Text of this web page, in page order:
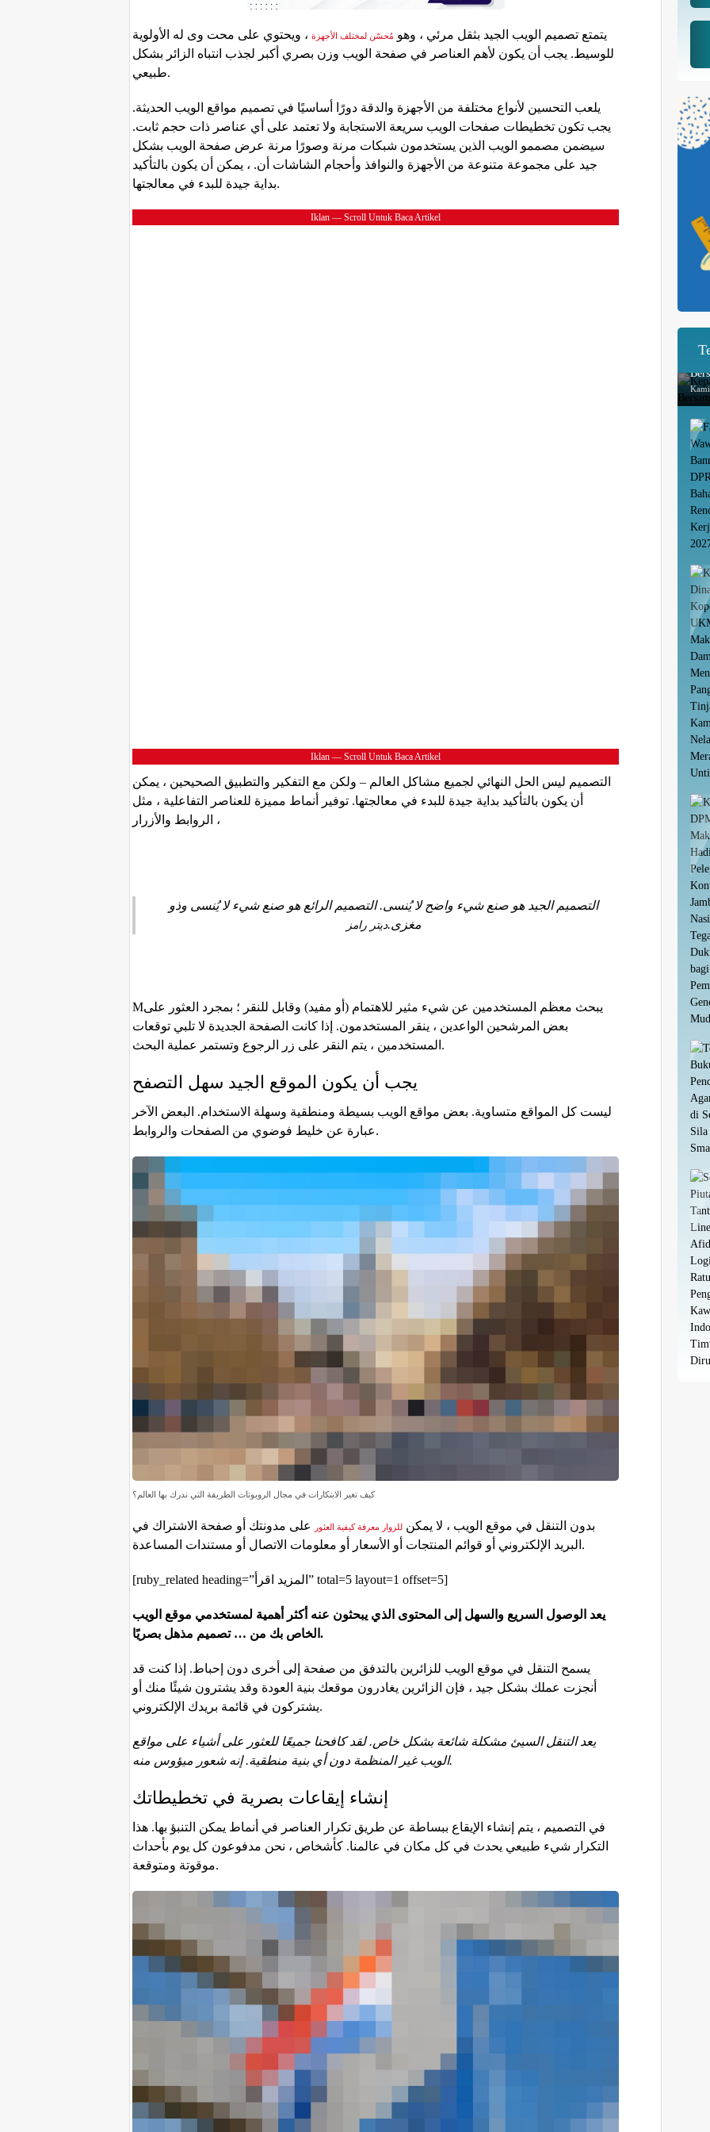
يتمتع تصميم الويب الجيد بثقل مرئي ، وهو مُحسّن لمختلف الأجهزة ، ويحتوي على محت وى له الأولوية
للوسيط. يجب أن يكون لأهم العناصر في صفحة الويب وزن بصري أكبر لجذب انتباه الزائر بشكل
طبيعي.
يلعب التحسين لأنواع مختلفة من الأجهزة والدقة دورًا أساسيًا في تصميم مواقع الويب الحديثة.
يجب تكون تخطيطات صفحات الويب سريعة الاستجابة ولا تعتمد على أي عناصر ذات حجم ثابت.
سيضمن مصممو الويب الذين يستخدمون شبكات مرنة وصورًا مرنة عرض صفحة الويب بشكل
جيد على مجموعة متنوعة من الأجهزة والنوافذ وأحجام الشاشات أن. ، يمكن أن يكون بالتأكيد
بداية جيدة للبدء في معالجتها.
Iklan — Scroll Untuk Baca Artikel
Iklan — Scroll Untuk Baca Artikel
التصميم ليس الحل النهائي لجميع مشاكل العالم – ولكن مع التفكير والتطبيق الصحيحين ، يمكن
أن يكون بالتأكيد بداية جيدة للبدء في معالجتها. توفير أنماط مميزة للعناصر التفاعلية ، مثل
الروابط والأزرار ،
التصميم الجيد هو صنع شيء واضح لا يُنسى. التصميم الرائع هو صنع شيء لا يُنسى وذو
مغزى.ديتر رامز
Mيبحث معظم المستخدمين عن شيء مثير للاهتمام (أو مفيد) وقابل للنقر ؛ بمجرد العثور على
بعض المرشحين الواعدين ، ينقر المستخدمون. إذا كانت الصفحة الجديدة لا تلبي توقعات
المستخدمين ، يتم النقر على زر الرجوع وتستمر عملية البحث.
يجب أن يكون الموقع الجيد سهل التصفح
ليست كل المواقع متساوية. بعض مواقع الويب بسيطة ومنطقية وسهلة الاستخدام. البعض الآخر
عبارة عن خليط فوضوي من الصفحات والروابط.
كيف تغير الابتكارات في مجال الروبوتات الطريقة التي ندرك بها العالم؟
بدون التنقل في موقع الويب ، لا يمكن للزوار معرفة كيفية العثور
على مدونتك أو صفحة الاشتراك في
البريد الإلكتروني أو قوائم المنتجات أو الأسعار أو معلومات الاتصال أو مستندات المساعدة.
[ruby_related heading=”المزيد اقرأ” total=5 layout=1 offset=5]
يعد الوصول السريع والسهل إلى المحتوى الذي يبحثون عنه أكثر أهمية لمستخدمي موقع الويب
الخاص بك من … تصميم مذهل بصريًا.
يسمح التنقل في موقع الويب للزائرين بالتدفق من صفحة إلى أخرى دون إحباط. إذا كنت قد
أنجزت عملك بشكل جيد ، فإن الزائرين يغادرون موقعك بنية العودة وقد يشترون شيئًا منك أو
يشتركون في قائمة بريدك الإلكتروني.
يعد التنقل السيئ مشكلة شائعة بشكل خاص. لقد كافحنا جميعًا للعثور على أشياء على مواقع
الويب غير المنظمة دون أي بنية منطقية. إنه شعور ميؤوس منه.
إنشاء إيقاعات بصرية في تخطيطاتك
في التصميم ، يتم إنشاء الإيقاع ببساطة عن طريق تكرار العناصر في أنماط يمكن التنبؤ بها. هذا
التكرار شيء طبيعي يحدث في كل مكان في عالمنا. كأشخاص ، نحن مدفوعون كل يوم بأحداث
موقوتة ومتوقعة.